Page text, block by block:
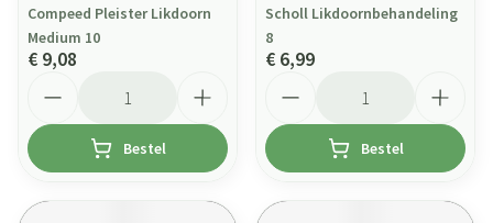
Compeed Pleister Likdoorn
Medium 10
€ 9,08
Bestel
Scholl Likdoornbehandeling
8
€ 6,99
Bestel